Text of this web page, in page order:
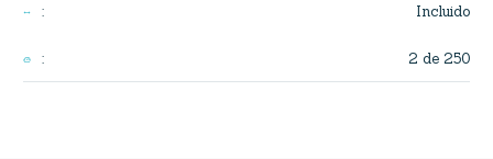
: Incluido
: 2 de 250